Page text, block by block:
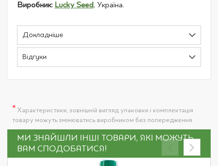
Виробник: Lucky Seed, Україна.
Докладніше
Відгуки
* Характеристики, зовнішній вигляд упаковки і комплектація
товару можуть змінюватись виробником без попередження.
МИ ЗНАЙШЛИ ІНШІ ТОВАРИ, ЯКІ МОЖУТЬ
ВАМ СПОДОБАТИСЯ!